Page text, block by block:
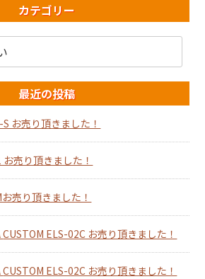
カテゴリー
最近の投稿
お売り頂きました！
お売り頂きました！
売り頂きました！
YAMAHA STAGEA CUSTOM ELS-02C お売り頂きました！
YAMAHA STAGEA CUSTOM ELS-02C お売り頂きました！